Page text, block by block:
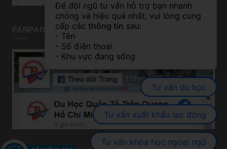
FANPAGE TP HỒ CHÍ MINH
Để đội ngũ tư vấn hỗ trợ bạn nhanh
chóng và hiệu quả nhất, vui lòng cung
cấp các thông tin sau:
- Tên
- Số điện thoại
- Khu vực đang sống
Tư vấn du học
Tư vấn xuất khẩu lao động
Tư vấn khóa học ngoại ngữ